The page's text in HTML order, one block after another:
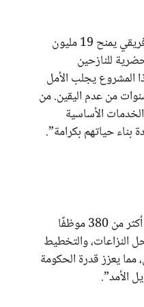
“الصومال: صندوق التنمية الأفريقي يمنح 19 مليون
للنازحين
المشروع يجلب الأمل
من عدم اليقين. من
الأساسية
بناء حياتهم بكرامة”.
“يشمل المشروع أيضًا تدريب أكثر من 380 موظفًا
النزاعات، والتخطيط
يعزز قدرة الحكومة
الأمد”.